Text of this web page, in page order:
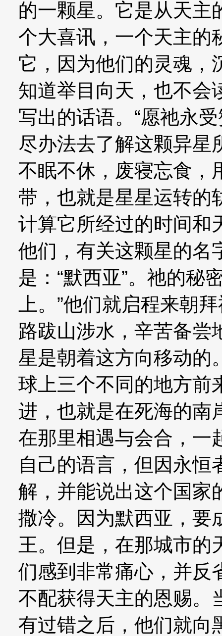
的一颗星。它是从天主
个大喜讯，一个天主的
它，因为他们的灵魂，
知道举目向天，也不会
写出的话语。“愿祂永
尽办法去了解这颗异星
不眠不休，废寝忘食，
带，也就是星星运转的
计算它所经过的时间和
他们，有关这颗星的名
是：“默西亚”。祂的秘
上。”他们就启程来朝
路跋山涉水，辛苦备尝
星是朝着这方向移动的
球上三个不同的地方前
进，也就是在死海的南
在那里相遇与会合，一
自己的语言，但因永恒
解，并能说出这个国家
撒冷。因为默西亚，要
王。但是，在那城市的
们感到非常痛心，并反
不配获得天主的恩赐。
有过错之后，他们就向